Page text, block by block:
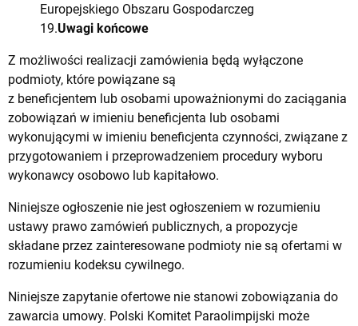
Europejskiego Obszaru Gospodarczeg
19.Uwagi końcowe
Z możliwości realizacji zamówienia będą wyłączone
podmioty, które powiązane są
z beneficjentem lub osobami upoważnionymi do zaciągania
zobowiązań w imieniu beneficjenta lub osobami
wykonującymi w imieniu beneficjenta czynności, związane z
przygotowaniem i przeprowadzeniem procedury wyboru
wykonawcy osobowo lub kapitałowo.
Niniejsze ogłoszenie nie jest ogłoszeniem w rozumieniu
ustawy prawo zamówień publicznych, a propozycje
składane przez zainteresowane podmioty nie są ofertami w
rozumieniu kodeksu cywilnego.
Niniejsze zapytanie ofertowe nie stanowi zobowiązania do
zawarcia umowy. Polski Komitet Paraolimpijski może